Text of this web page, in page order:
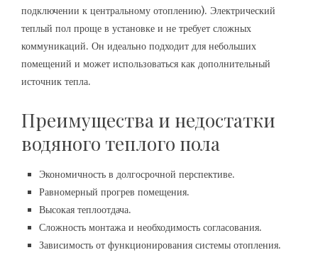
подключении к центральному отоплению). Электрический
теплый пол проще в установке и не требует сложных
коммуникаций. Он идеально подходит для небольших
помещений и может использоваться как дополнительный
источник тепла.
Преимущества и недостатки
водяного теплого пола
Экономичность в долгосрочной перспективе.
Равномерный прогрев помещения.
Высокая теплоотдача.
Сложность монтажа и необходимость согласования.
Зависимость от функционирования системы отопления.